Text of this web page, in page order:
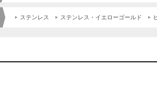
ステンレス ステンレス・イエローゴールド